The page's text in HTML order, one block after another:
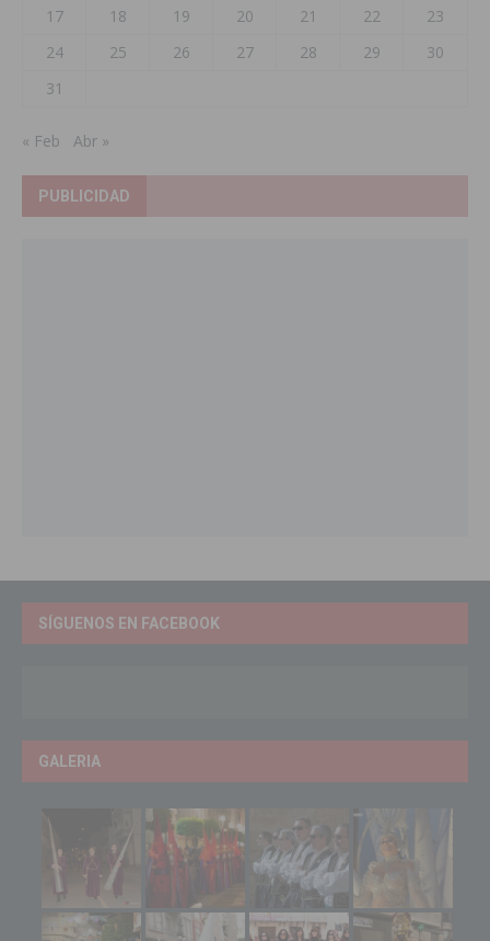
17
18 19 20 21 22
23
24
25 26 27 28 29
30
31
« Feb Abr »
PUBLICIDAD
SÍGUENOS EN FACEBOOK
GALERIA